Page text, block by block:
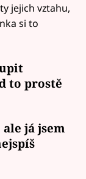
jejich vztahu,
si to
to prostě
já jsem